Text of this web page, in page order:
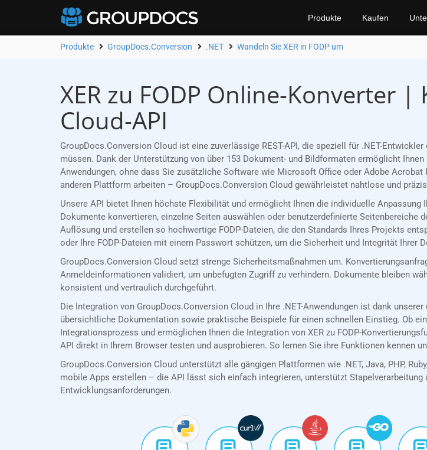
Produkte Kaufen
Produkte GroupDocs.Conversion .NET Wandeln Sie XER in FODP um
XER zu FODP Online-Konverter |
Cloud-API
GroupDocs.Conversion Cloud ist eine zuverlässige REST-API, die speziell für .NET-
müssen. Dank der Unterstützung von über 153 Dokument- und Bildformaten ermöglicht
Anwendungen, ohne dass Sie zusätzliche Software wie Microsoft Office oder Adobe Acrobat
anderen Plattform arbeiten – GroupDocs.Conversion Cloud gewährleistet nahtlose und
Unsere API bietet Ihnen höchste Flexibilität und ermöglicht Ihnen die individuelle Anpassung
Dokumente konvertieren, einzelne Seiten auswählen oder benutzerdefinierte Seitenbereiche
Auflösung und erstellen so hochwertige FODP-Dateien, die den Standards Ihres Projekts
oder Ihre FODP-Dateien mit einem Passwort schützen, um die Sicherheit und Integrität Ihrer
GroupDocs.Conversion Cloud setzt strenge Sicherheitsmaßnahmen um.
Anmeldeinformationen validiert, um unbefugten Zugriff zu verhindern. Dokumente bleiben
konsistent und vertraulich durchgeführt.
Die Integration von GroupDocs.Conversion Cloud in Ihre .NET-Anwendungen ist dank
übersichtliche Dokumentation sowie praktische Beispiele für einen schnellen Einstieg. Ob
Integrationsprozess und ermöglichen Ihnen die Integration von XER zu FODP-
API direkt in Ihrem Browser testen und ausprobieren. So lernen Sie ihre Funktionen kennen
GroupDocs.Conversion Cloud unterstützt alle gängigen Plattformen wie .NET, Java, PHP,
mobile Apps erstellen – die API lässt sich einfach integrieren, unterstützt
Entwicklungsanforderungen.